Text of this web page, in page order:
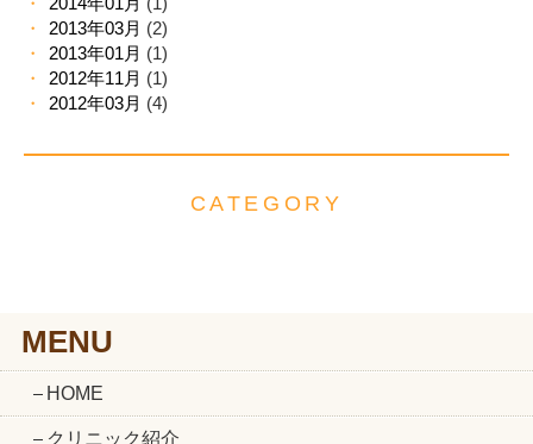
2013年03月 (2)
2013年01月 (1)
2012年11月 (1)
2012年03月 (4)
CATEGORY
MENU
HOME
クリニック紹介